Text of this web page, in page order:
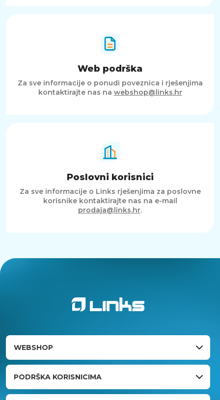
Web podrška
Za sve informacije o ponudi poveznica i rješenjima
kontaktirajte nas na webshop@links.hr
Poslovni korisnici
Za sve informacije o Links rješenjima za poslovne
korisnike kontaktirajte nas na e-mail
prodaja@links.hr.
WEBSHOP
PODRŠKA KORISNICIMA